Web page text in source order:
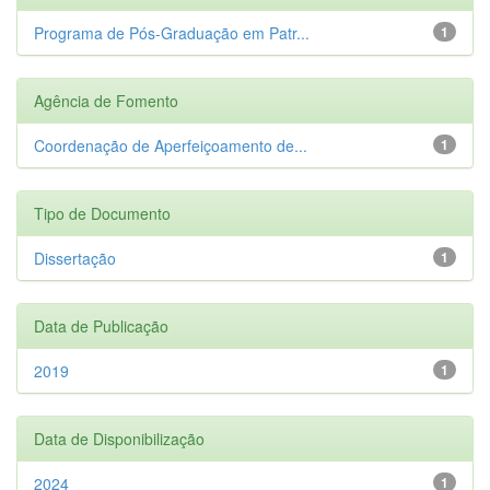
1
Programa de Pós-Graduação em Patr...
Agência de Fomento
1
Coordenação de Aperfeiçoamento de...
Tipo de Documento
1
Dissertação
Data de Publicação
1
2019
Data de Disponibilização
1
2024